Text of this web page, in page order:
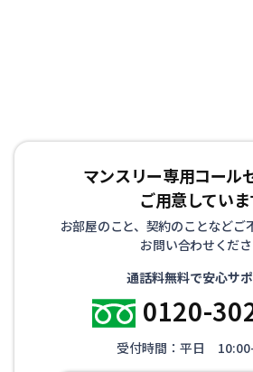
マンスリー専用コール
ご用意してい
お部屋のこと、契約のことなどご
お問い合わせくだ
通話料無料で安心サ
0120-
受付時間：平日